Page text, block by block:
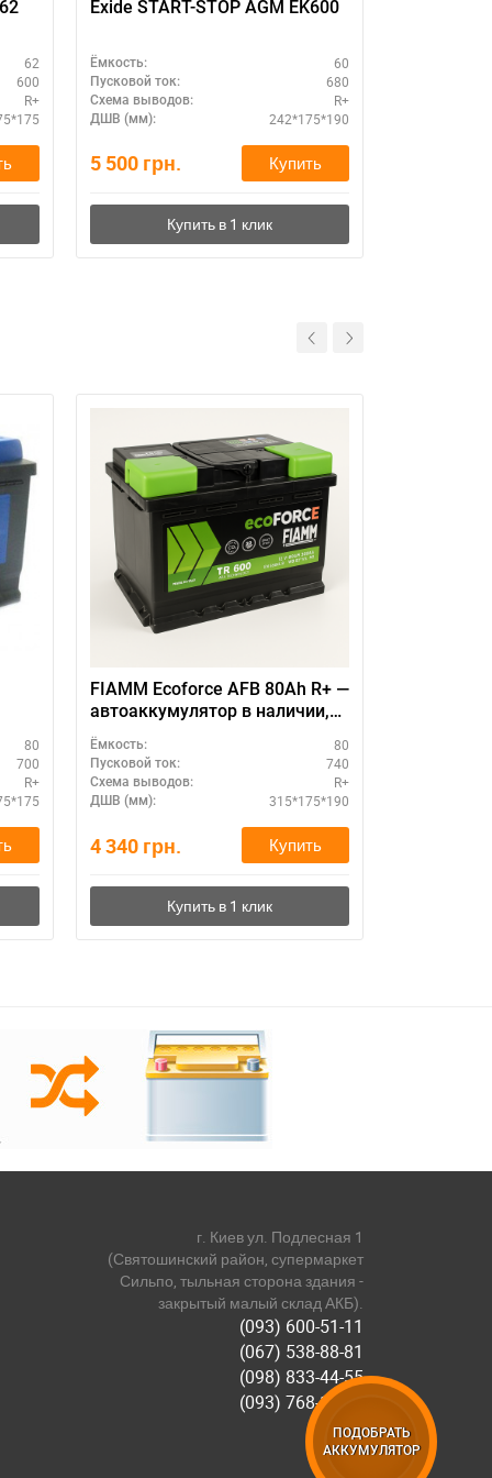
62
600
R+
Exide START-STOP AGM EK600
Ёмкость: 60
Пусковой ток: 680
Схема выводов: R+
ДШВ (мм): 242*175*190
5 500 грн. Купить
80
700
R+
FIAMM Ecoforce AFB 80Ah R+ —
автоаккумулятор в наличии,
выгодная цена
Ёмкость: 80
Пусковой ток: 740
Схема выводов: R+
ДШВ (мм): 315*175*190
4 340 грн. Купить
г. Киев ул. Подлесная 1
(Святошинский район, супермаркет
Сильпо, тыльная сторона здания -
закрытый малый склад АКБ).
(093) 600-51-11
(067) 538-88-81
(098) 833-44-55
(093) 768-11-61
ПОДОБРАТЬ
АККУМУЛЯТОР